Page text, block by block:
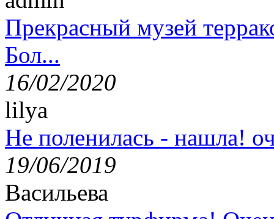
Прекрасный музей
Бол...
16/02/2020
lilya
Не поленилась - нашла!
19/06/2019
Васильева